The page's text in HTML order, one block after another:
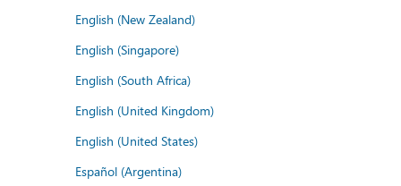
English (New Zealand)
English (Singapore)
English (South Africa)
English (United Kingdom)
English (United States)
Español (Argentina)